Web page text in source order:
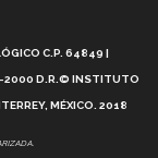
Tec? (video)
Artificial, Paola
C.P. 64849 |
2000 D.R.© INSTITUTO
MÉXICO. 2018